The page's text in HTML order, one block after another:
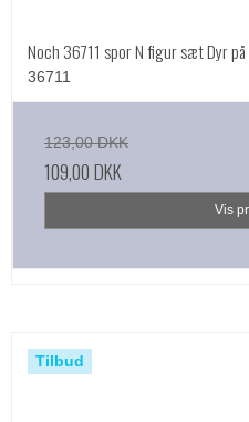
Noch 36711 spor N figur sæt Dyr
36711
123,00 DKK
109,00 DKK
Vis
Tilbud